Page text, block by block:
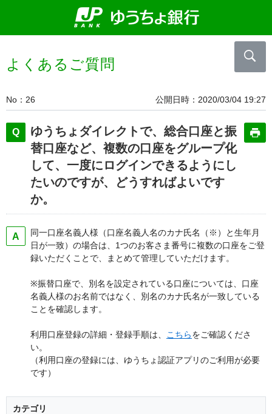
よくあるご質問
No 26 公開日時 2020/03/04 19:27
ゆうちょダイレクトで、総合口座と振
替口座など、複数の口座をグループ化
して、一度にログインできるようにし
たいのですが、どうすればよいです
か。
同一口座名義人様（口座名義人名のカナ氏名（※）と生年月
日が一致）の場合は、1つのお客さま番号に複数の口座をご登
録いただくことで、まとめて管理していただけます。
※振替口座で、別名を設定されている口座については、口座
名義人様のお名前ではなく、別名のカナ氏名が一致している
ことを確認します。
利用口座登録の詳細・登録手順は、 こちらをご確認くださ
い。
（利用口座の登録には、ゆうちょ認証アプリのご利用が必要
です）
カテゴリ